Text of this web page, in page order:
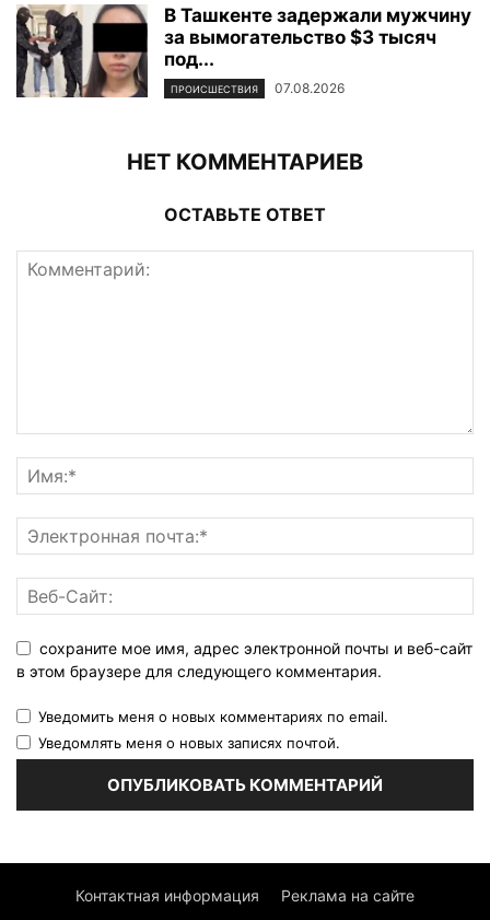
В Ташкенте задержали мужчину
за вымогательство $3 тысяч
под...
ПРОИСШЕСТВИЯ 07.08.2026
НЕТ КОММЕНТАРИЕВ
ОСТАВЬТЕ ОТВЕТ
сохраните мое имя, адрес электронной почты и веб-сайт
в этом браузере для следующего комментария.
Уведомить меня о новых комментариях по email.
Уведомлять меня о новых записях почтой.
Контактная информация Реклама на сайте